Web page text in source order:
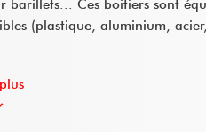
barillets... Ces boitiers sont
(plastique, aluminium,